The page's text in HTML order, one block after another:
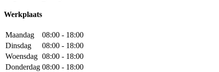
Werkplaats
Maandag
08:00 - 18:00
Dinsdag
08:00 - 18:00
Woensdag 08:00 - 18:00
Donderdag 08:00 - 18:00